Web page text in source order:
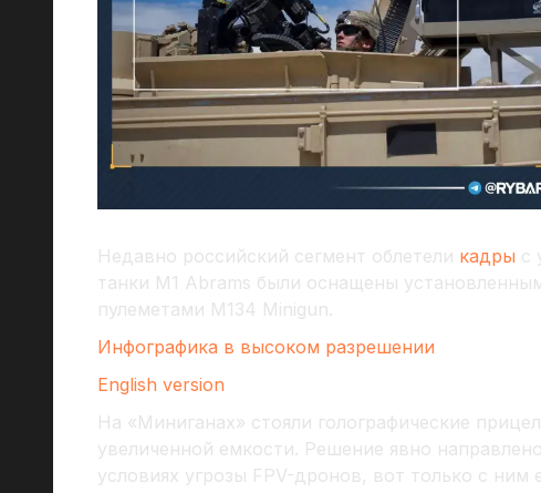
Недавно российский сегмент облетели кадры с
танки M1 Abrams были оснащены
пулеметами М134 Minigun.
Инфографика в высоком разрешении
English version
На «Миниганах» стояли голографические
увеличенной емкости. Решение явно
условиях угрозы FPV-дронов, вот только с ним